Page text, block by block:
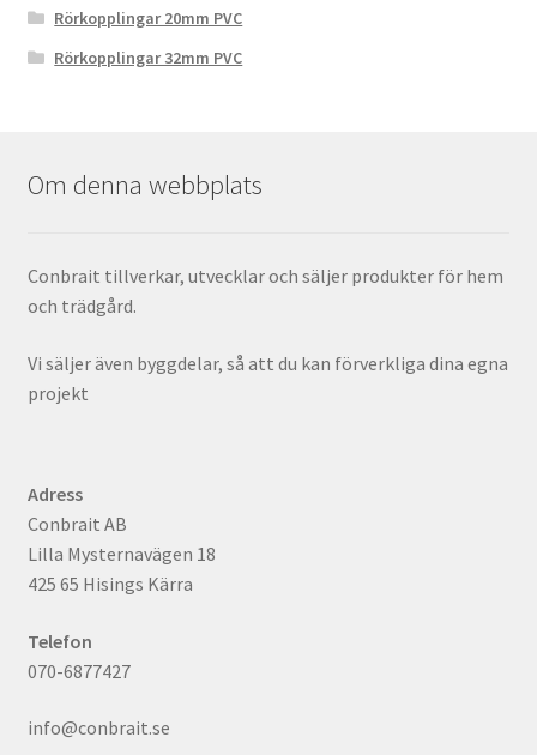
Rörkopplingar 20mm PVC
Rörkopplingar 32mm PVC
Om denna webbplats
Conbrait tillverkar, utvecklar och säljer produkter för hem
och trädgård.
Vi säljer även byggdelar, så att du kan förverkliga dina egna
projekt
Adress
Conbrait AB
Lilla Mysternavägen 18
425 65 Hisings Kärra
Telefon
070-6877427
info@conbrait.se